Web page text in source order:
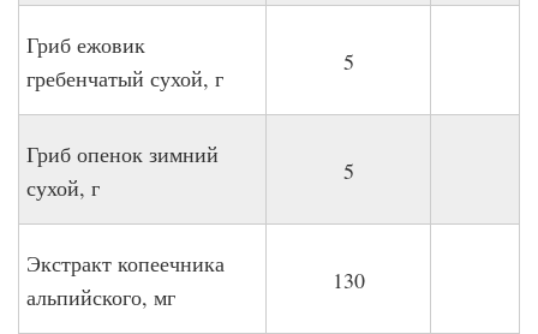
Гриб ежовик
гребенчатый сухой, г
5
Гриб опенок зимний
сухой, г
5
Экстракт копеечника
альпийского, мг
130